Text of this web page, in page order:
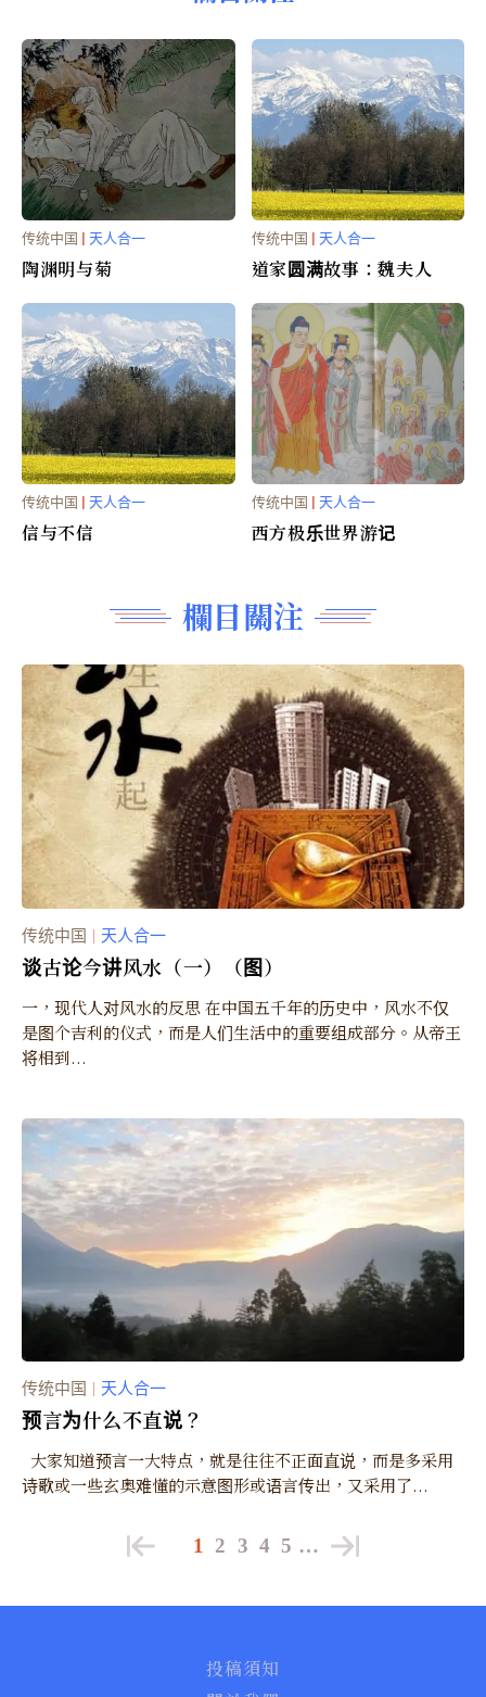
传统中国 | 天人合一
陶渊明与菊
传统中国 | 天人合一
道家圆满故事：魏夫人
传统中国 | 天人合一
信与不信
传统中国 | 天人合一
西方极乐世界游记
欄目關注
传统中国 ｜ 天人合一
谈古论今讲风水（一）（图）
一，现代人对风水的反思 在中国五千年的历史中，风水不仅
是图个吉利的仪式，而是人们生活中的重要组成部分。从帝王
将相到...
传统中国 ｜ 天人合一
预言为什么不直说？
诗歌或一些玄奥难懂的示意图形或语言传出，又采用了...
1 2 3 4 5 …
投稿須知